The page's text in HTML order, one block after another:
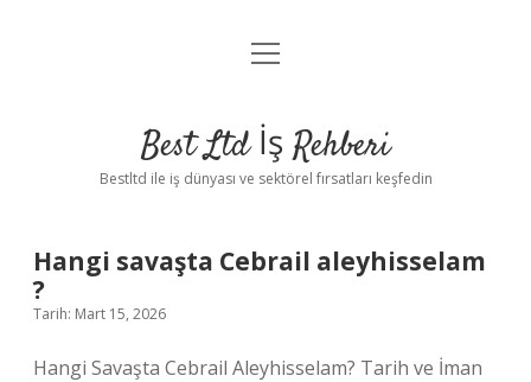
Anasayfa
Yasal Uyarı
menüyü
Best Ltd İş Rehberi
Bestltd ile iş dünyası ve sektörel fırsatları keşfedin
Hangi savaşta Cebrail aleyhisselam
?
Tarih: Mart 15, 2026
Hangi Savaşta Cebrail Aleyhisselam? Tarih ve İman